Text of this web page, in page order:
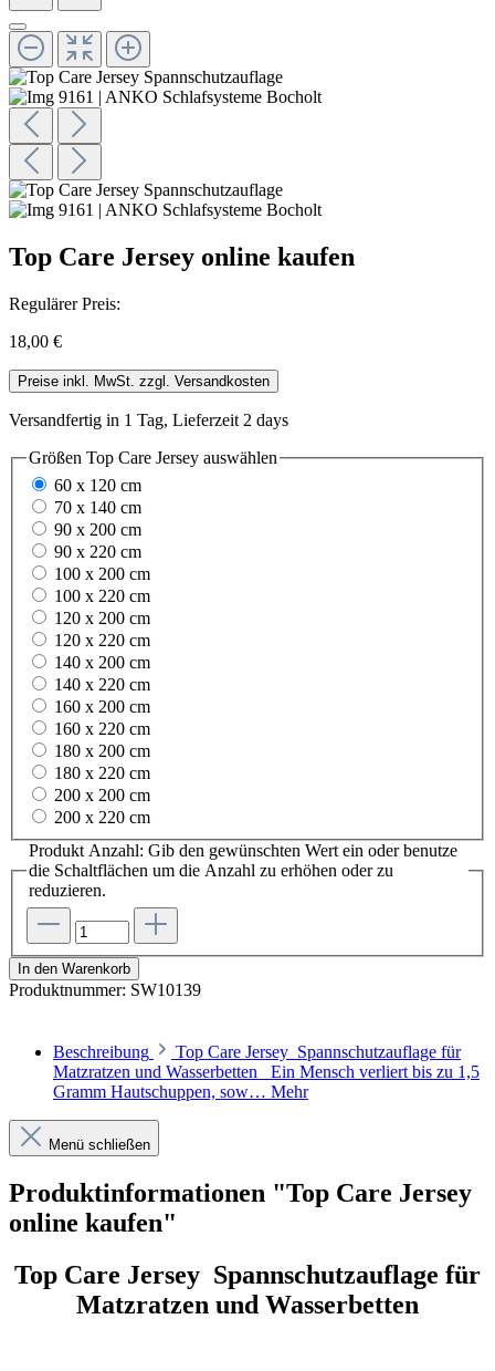
Top Care Jersey online kaufen
Regulärer Preis:
18,00 €
Preise inkl. MwSt. zzgl. Versandkosten
Versandfertig in 1 Tag, Lieferzeit 2 days
Größen Top Care Jersey auswählen
60 x 120 cm
70 x 140 cm
90 x 200 cm
90 x 220 cm
100 x 200 cm
100 x 220 cm
120 x 200 cm
120 x 220 cm
140 x 200 cm
140 x 220 cm
160 x 200 cm
160 x 220 cm
180 x 200 cm
180 x 220 cm
200 x 200 cm
200 x 220 cm
Produkt Anzahl: Gib den gewünschten Wert ein oder benutze
die Schaltflächen um die Anzahl zu erhöhen oder zu
reduzieren.
In den Warenkorb
Produktnummer: SW10139
Beschreibung
Top Care Jersey Spannschutzauflage für
Matzratzen und Wasserbetten Ein Mensch verliert bis zu 1,5
Gramm Hautschuppen, sow… Mehr
Menü schließen
Produktinformationen "Top Care Jersey
online kaufen"
Top Care Jersey Spannschutzauflage für
Matzratzen und Wasserbetten